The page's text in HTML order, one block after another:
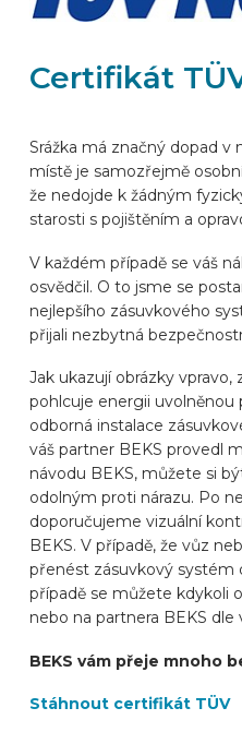
ZNAČKY AUTOMOBILŮ
VYBAVIT ONLINE
Certifikát
Srážka má značný dopad
místě je samozřejmě
že nedojde k žádným
starosti s pojištěním a
V každém případě se váš
osvědčil. O to jsme se
nejlepšího zásuvkového
přijali nezbytná
Jak ukazují obrázky
pohlcuje energii uvolněnou
odborná instalace
váš partner BEKS provedl
návodu BEKS, můžete si
odolným proti nárazu. Po
doporučujeme vizuální
BEKS. V případě, že vůz
přenést zásuvkový
případě se můžete kdykoli
nebo na partnera BEKS dle
BEKS vám přeje mnoho
Stáhnout certifikát TÜV